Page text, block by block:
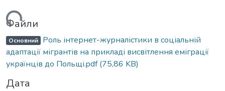
Файли
Основний Роль інтернет-журналістики в соціальній
адаптації мігрантів на прикладі висвітлення еміграції
українців до Польщі.pdf(75,86 KB)
Дата